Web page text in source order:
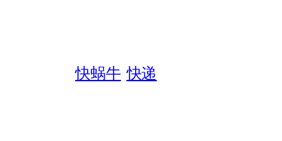
快蜗牛 快递